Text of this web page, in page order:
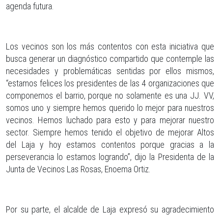
agenda futura.
Los vecinos son los más contentos con esta iniciativa que
busca generar un diagnóstico compartido que contemple las
necesidades y problemáticas sentidas por ellos mismos,
“estamos felices los presidentes de las 4 organizaciones que
componemos el barrio, porque no solamente es una JJ. VV,
somos uno y siempre hemos querido lo mejor para nuestros
vecinos. Hemos luchado para esto y para mejorar nuestro
sector. Siempre hemos tenido el objetivo de mejorar Altos
del Laja y hoy estamos contentos porque gracias a la
perseverancia lo estamos logrando”, dijo la Presidenta de la
Junta de Vecinos Las Rosas, Enoema Ortiz.
Por su parte, el alcalde de Laja expresó su agradecimiento